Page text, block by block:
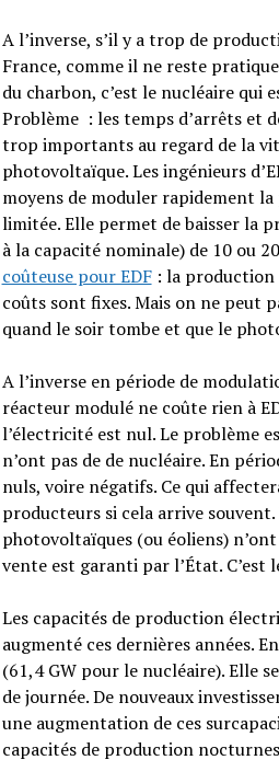
A l’inverse, s’il y a trop de
France, comme il ne reste
du charbon, c’est le nucléaire qui
Problème : les temps d’arrêts et
trop importants au regard de la
photovoltaïque. Les ingénieurs
moyens de moduler rapidement
limitée. Elle permet de baisser la
à la capacité nominale) de 10 ou
coûteuse pour EDF: la production
coûts sont fixes. Mais on ne peut
quand le soir tombe et que le
A l’inverse en période de
réacteur modulé ne coûte rien à
l’électricité est nul. Le problème
n’ont pas de de nucléaire. En
nuls, voire négatifs. Ce qui
producteurs si cela arrive
photovoltaïques (ou éoliens)
vente est garanti par l’État. C’est
Les capacités de production
augmenté ces dernières années.
(61,4 GW pour le nucléaire). Elle
de journée. De nouveaux
une augmentation de ces
capacités de production nocturnes